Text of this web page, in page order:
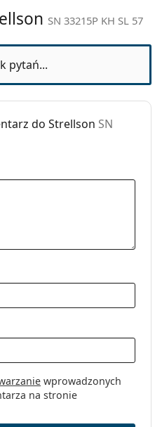
KH SL 57
SN 33215P KH SL 57
pytań...
do Strellson SN
wprowadzonych
na stronie